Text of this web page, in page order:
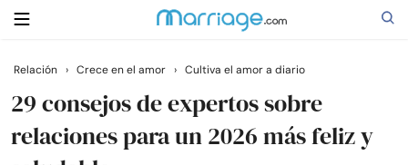
Buscar
Relación › Crece en el amor › Cultiva el amor a diario
29 consejos de expertos sobre
relaciones para un 2026 más feliz y